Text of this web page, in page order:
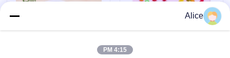
اخبارAlice
4:15 PM